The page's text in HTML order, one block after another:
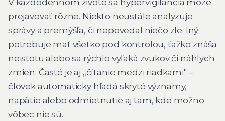
prejavovať rôzne. Niekto neustále analyzuje
správy a premýšľa, či nepovedal niečo zle. Iný
potrebuje mať všetko pod kontrolou, ťažko znáša
neistotu alebo sa rýchlo vyľaká zvukov či náhlych
zmien. Časté je aj „čítanie medzi riadkami" –
človek automaticky hľadá skryté významy,
napätie alebo odmietnutie aj tam, kde možno
vôbec nie sú.